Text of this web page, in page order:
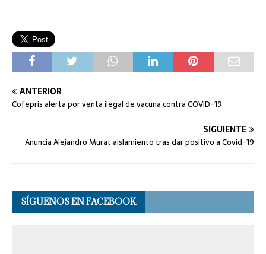
ANTERIOR
Cofepris alerta por venta ilegal de vacuna contra COVID-19
SIGUIENTE
Anuncia Alejandro Murat aislamiento tras dar positivo a Covid-19
SÍGUENOS EN FACEBOOK